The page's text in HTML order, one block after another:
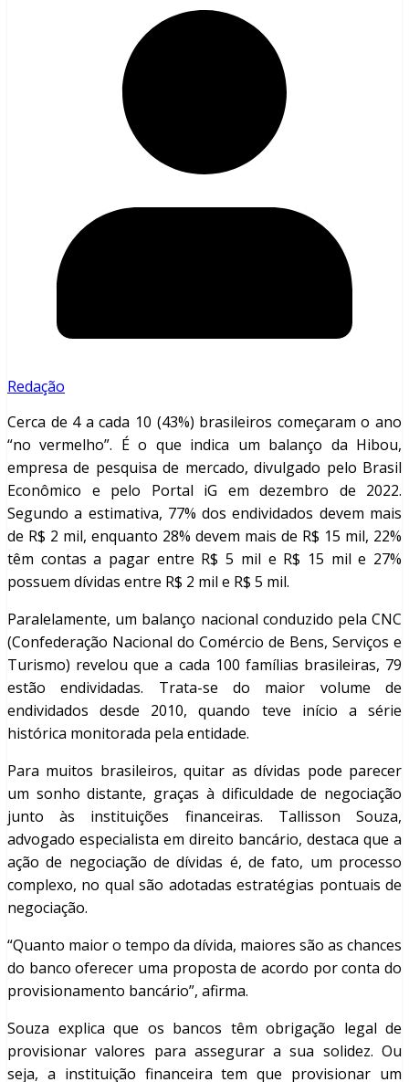
Redação
Cerca de 4 a cada 10 (43%) brasileiros começaram o ano
“no vermelho”. É o que indica um balanço da Hibou,
empresa de pesquisa de mercado, divulgado pelo Brasil
Econômico e pelo Portal iG em dezembro de 2022.
Segundo a estimativa, 77% dos endividados devem mais
de R$ 2 mil, enquanto 28% devem mais de R$ 15 mil, 22%
têm contas a pagar entre R$ 5 mil e R$ 15 mil e 27%
possuem dívidas entre R$ 2 mil e R$ 5 mil.
Paralelamente, um balanço nacional conduzido pela CNC
(Confederação Nacional do Comércio de Bens, Serviços e
Turismo) revelou que a cada 100 famílias brasileiras, 79
estão endividadas. Trata-se do maior volume de
endividados desde 2010, quando teve início a série
histórica monitorada pela entidade.
Para muitos brasileiros, quitar as dívidas pode parecer
um sonho distante, graças à dificuldade de negociação
junto às instituições financeiras. Tallisson Souza,
advogado especialista em direito bancário, destaca que a
ação de negociação de dívidas é, de fato, um processo
complexo, no qual são adotadas estratégias pontuais de
negociação.
“Quanto maior o tempo da dívida, maiores são as chances
do banco oferecer uma proposta de acordo por conta do
provisionamento bancário”, afirma.
Souza explica que os bancos têm obrigação legal de
provisionar valores para assegurar a sua solidez. Ou
seja, a instituição financeira tem que provisionar um